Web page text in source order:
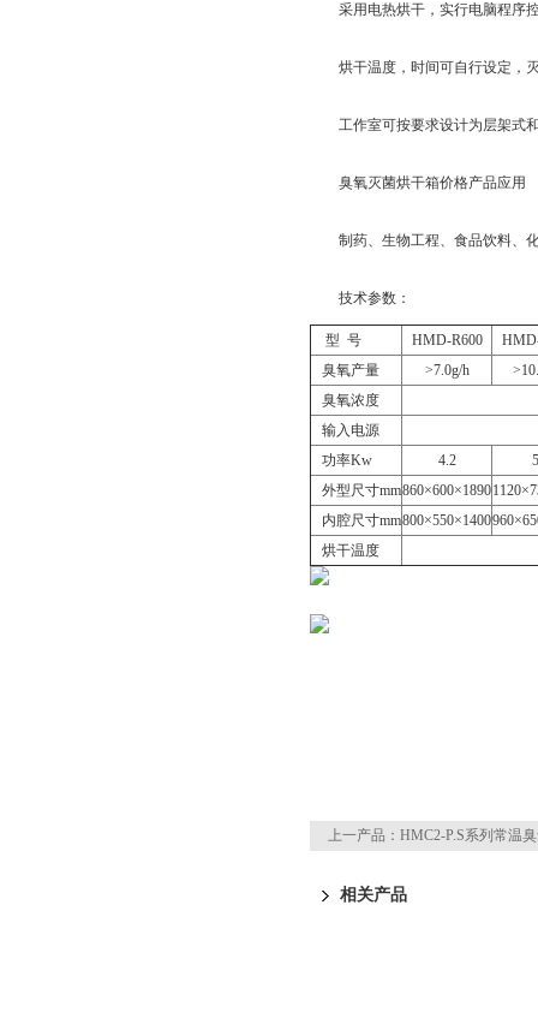
采用电热烘干，实行电脑程序控
烘干温度，时间可自行设定，灭
工作室可按要求设计为层架式和
臭氧灭菌烘干箱价格产品应用
制药、生物工程、食品饮料、化
技术参数：
型 号 HMD-R600
臭氧产量
>7.0g/h
臭氧浓度
输入电源
功率Kw
4.2
外型尺寸mm860×600×1890
内腔尺寸mm800×550×1400
烘干温度
上一产品： HMC2-P.S系列常温
相关产品